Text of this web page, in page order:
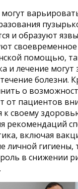
и образуют
помощью,
и лечение могут
болезни.
о
от пациентов
к своему
рекомендаций
включая
личной гигиены,
в снижении